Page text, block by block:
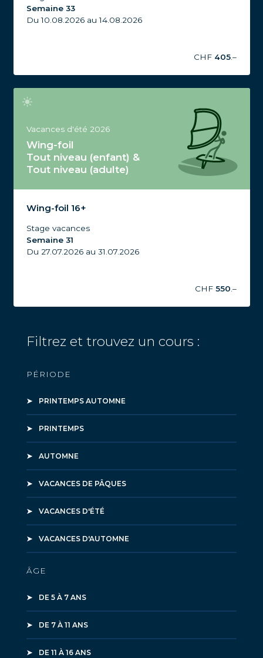
Semaine 33
Du 10.08.2026 au 14.08.2026
CHF 405.–
Vacances d'été 2026
Wing-foil
Tout niveau (enfant) &
Tout niveau (adulte)
Wing-foil 16+
Stage vacances
Semaine 31
Du 27.07.2026 au 31.07.2026
CHF 550.–
Filtrez et trouvez un cours :
PÉRIODE
PRINTEMPS AUTOMNE
PRINTEMPS
AUTOMNE
VACANCES DE PÂQUES
VACANCES D'ÉTÉ
VACANCES D'AUTOMNE
ÂGE
DE 5 À 7 ANS
DE 7 À 11 ANS
DE 11 À 16 ANS